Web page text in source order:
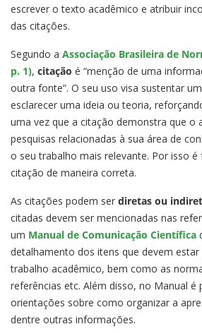
escrever o texto acadêmico e atribuir
das citações.
Segundo a Associação Brasileira de
p. 1), citação é “menção de uma
outra fonte”. O seu uso visa sustentar
esclarecer uma ideia ou teoria,
uma vez que a citação demonstra que o
pesquisas relacionadas à sua área de
o seu trabalho mais relevante. Por isso
citação de maneira correta.
As citações podem ser diretas ou
citadas devem ser mencionadas nas
um Manual de Comunicação Científica
detalhamento dos itens que devem
trabalho acadêmico, bem como as
referências etc. Além disso, no Manual é
orientações sobre como organizar a
dentre outras informações.